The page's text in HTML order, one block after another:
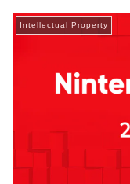
Intellectual Property